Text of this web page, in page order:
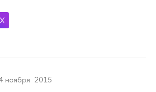
ноября 2015